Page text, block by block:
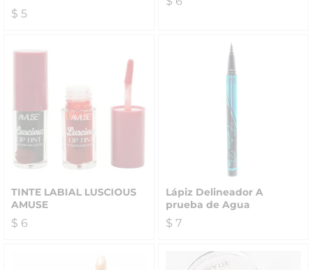
$ 5
TINTE LABIAL LUSCIOUS
AMUSE
$ 6
Lápiz Delineador A
prueba de Agua
$ 7